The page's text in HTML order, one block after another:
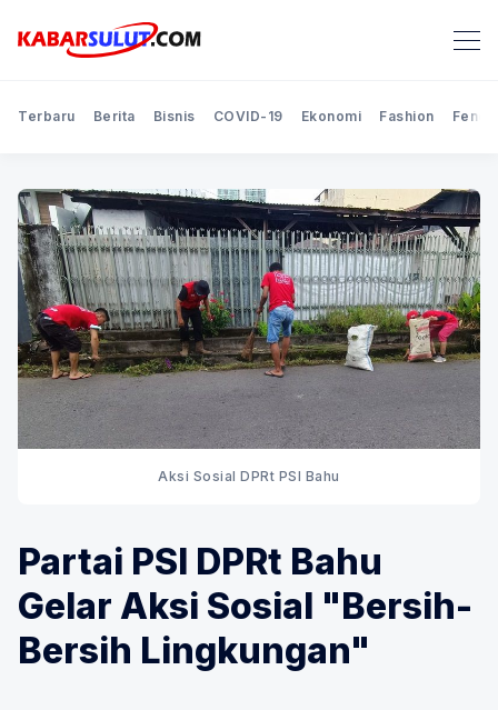
Terbaru Berita Bisnis COVID-19 Ekonomi Fashion
Aksi Sosial DPRt PSI Bahu
Partai PSI DPRt Bahu
Gelar Aksi Sosial "Bersih-
Bersih Lingkungan"